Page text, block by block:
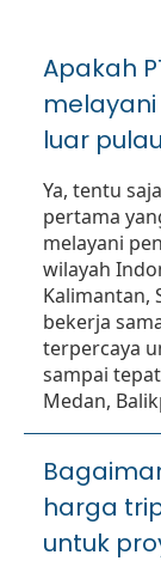
Apakah
luar
Ya, tentu
pertama
melayani
wilayah
Kalimantan,
bekerja
terpercaya
sampai
Medan,
harga
untuk